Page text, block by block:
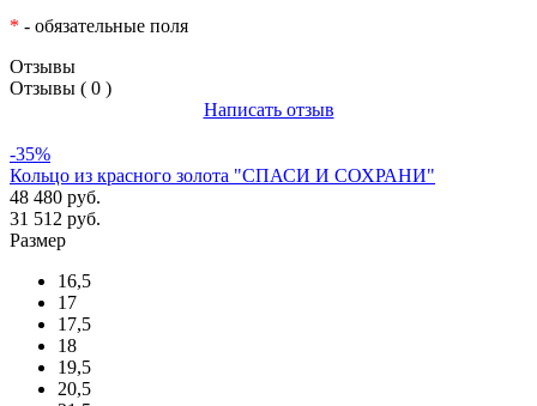
* - обязательные поля
Отзывы
Отзывы ( 0 )
Написать отзыв
-35%
Кольцо из красного золота "СПАСИ И СОХРАНИ"
48 480 руб.
31 512 руб.
Размер
16,5
17
17,5
18
19,5
20,5